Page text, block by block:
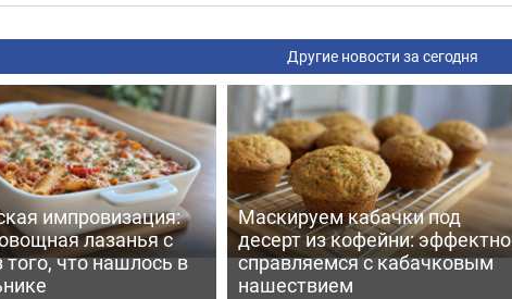
Другие новости за сегодня
импровизация:
лазанья с
что нашлось в
Маскируем кабачки под
десерт из кофейни: эффектно
справляемся с кабачковым
нашествием